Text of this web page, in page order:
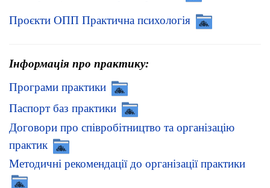
Проєкти ОПП Практична психологія
Інформація про практику:
Програми практики
Паспорт баз практики
Договори про співробітництво та організацію
практик
Методичні рекомендації до організації практики